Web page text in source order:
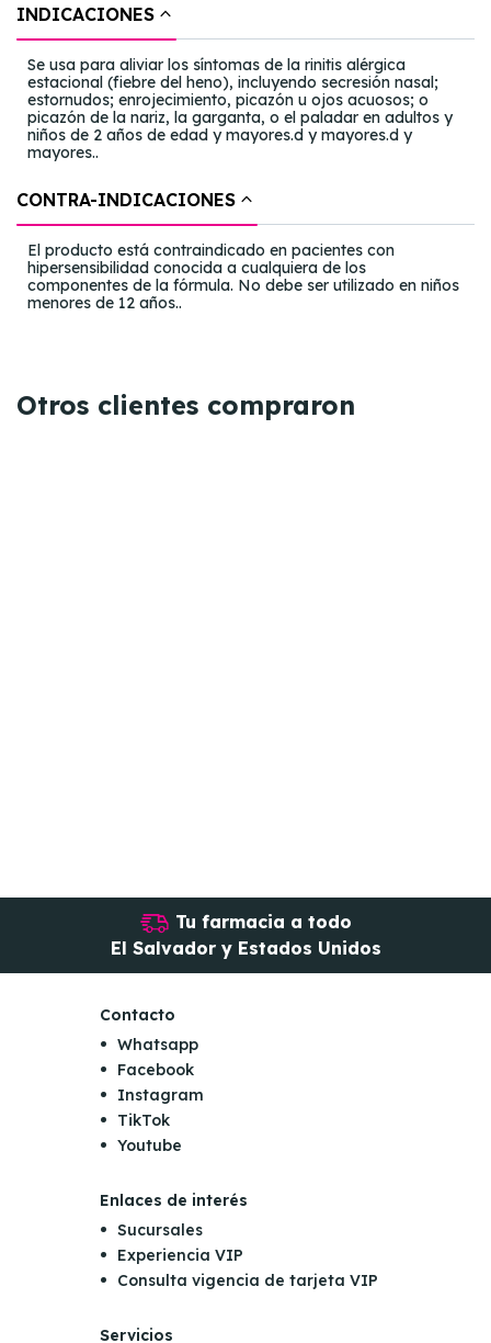
INDICACIONES
Se usa para aliviar los síntomas de la rinitis alérgica
estacional (fiebre del heno), incluyendo secresión nasal;
estornudos; enrojecimiento, picazón u ojos acuosos; o
picazón de la nariz, la garganta, o el paladar en adultos y
niños de 2 años de edad y mayores.d y mayores.d y
mayores..
CONTRA-INDICACIONES
El producto está contraindicado en pacientes con
hipersensibilidad conocida a cualquiera de los
componentes de la fórmula. No debe ser utilizado en niños
menores de 12 años..
Otros clientes compraron
Tu farmacia a todo
El Salvador y Estados Unidos
Contacto
Whatsapp
Facebook
Instagram
TikTok
Youtube
Enlaces de interés
Sucursales
Experiencia VIP
Consulta vigencia de tarjeta VIP
Servicios